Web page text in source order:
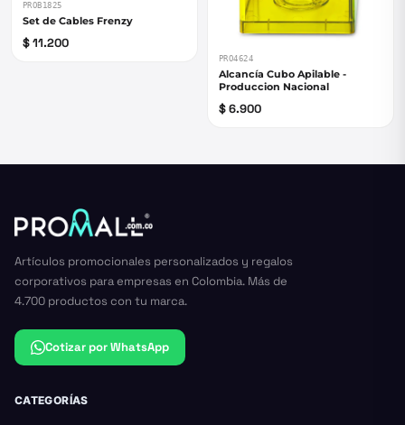
PROB1825
Set de Cables Frenzy
$ 11.200
PRO4624
Alcancía Cubo Apilable -
Produccion Nacional
$ 6.900
Artículos promocionales personalizados y regalos
corporativos para empresas en Colombia. Más de
4.700 productos con tu marca.
Cotizar por WhatsApp
CATEGORÍAS